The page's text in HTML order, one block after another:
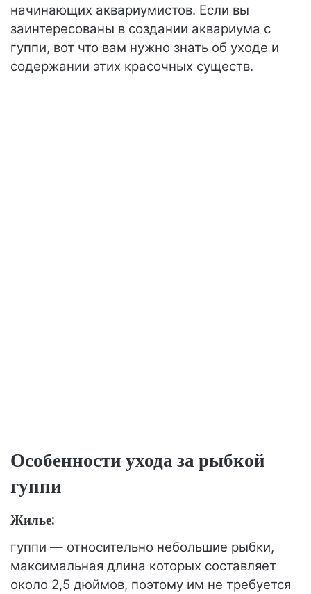
начинающих аквариумистов. Если вы
заинтересованы в создании аквариума с
гуппи, вот что вам нужно знать об уходе и
содержании этих красочных существ.
Особенности ухода за рыбкой
гуппи
Жилье:
гуппи — относительно небольшие рыбки,
максимальная длина которых составляет
около 2,5 дюймов, поэтому им не требуется